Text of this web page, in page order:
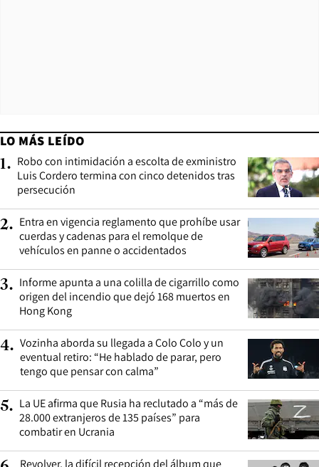
LO MÁS LEÍDO
1. Robo con intimidación a escolta de exministro
Luis Cordero termina con cinco detenidos tras
persecución
2. Entra en vigencia reglamento que prohíbe usar
cuerdas y cadenas para el remolque de
vehículos en panne o accidentados
3. Informe apunta a una colilla de cigarrillo como
origen del incendio que dejó 168 muertos en
Hong Kong
4. Vozinha aborda su llegada a Colo Colo y un
eventual retiro: “He hablado de parar, pero
tengo que pensar con calma”
5. La UE afirma que Rusia ha reclutado a “más de
28.000 extranjeros de 135 países” para
combatir en Ucrania
Revolver, la difícil recepción del álbum que